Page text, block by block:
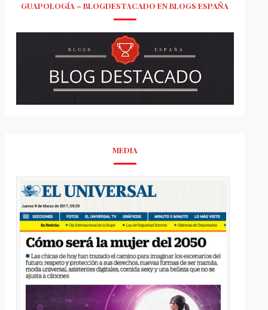
GUAPOLOGÍA – BLOGDESTACADO EN BLOGS ESPAÑA
MEDIA